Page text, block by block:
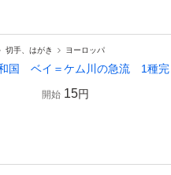
切手、はがき ヨーロッパ
国 ベイ＝ケム川の急流 1種
開始 15円